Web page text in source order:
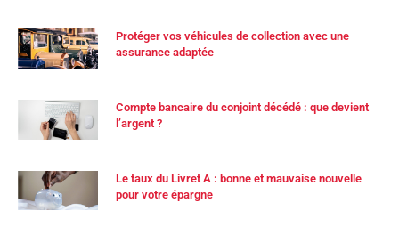
Protéger vos véhicules de collection avec une
assurance adaptée
Compte bancaire du conjoint décédé : que devient
l’argent ?
Le taux du Livret A : bonne et mauvaise nouvelle
pour votre épargne